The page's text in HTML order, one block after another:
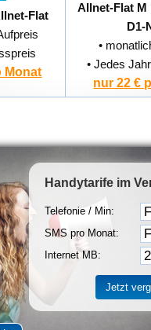
Flat
Monat
Allnet-Flat M
D1-
•
• Jedes
nur 22 €
Handytarife im
Telefonie / Min:
SMS pro Monat:
Internet MB: